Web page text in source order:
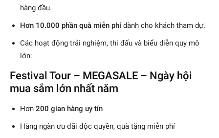
hàng đầu.
Hơn 10.000 phần quà miễn phí dành cho khách tham dự.
Các hoạt động trải nghiệm, thi đấu và biểu diễn quy mô
lớn:
Festival Tour – MEGASALE – Ngày hội
mua sắm lớn nhất năm
Hơn 200 gian hàng uy tín
Hàng ngàn ưu đãi độc quyền, quà tặng miễn phí